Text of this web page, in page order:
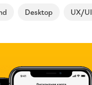
Desktop UX/UI